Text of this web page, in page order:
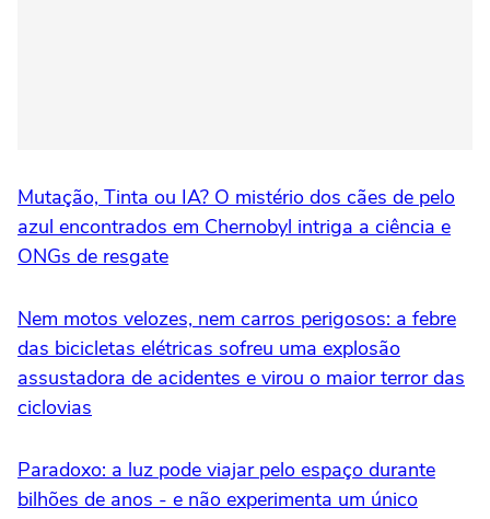
Mutação, Tinta ou IA? O mistério dos cães de pelo
azul encontrados em Chernobyl intriga a ciência e
ONGs de resgate
Nem motos velozes, nem carros perigosos: a febre
das bicicletas elétricas sofreu uma explosão
assustadora de acidentes e virou o maior terror das
ciclovias
Paradoxo: a luz pode viajar pelo espaço durante
bilhões de anos - e não experimenta um único